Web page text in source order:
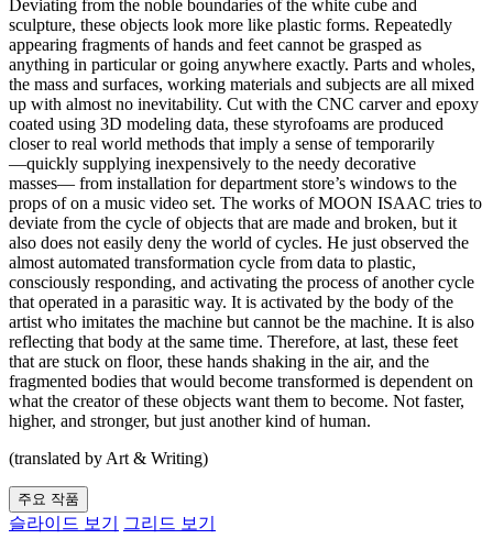
Deviating from the noble boundaries of the white cube and
sculpture, these objects look more like plastic forms. Repeatedly
appearing fragments of hands and feet cannot be grasped as
anything in particular or going anywhere exactly. Parts and wholes,
the mass and surfaces, working materials and subjects are all mixed
up with almost no inevitability. Cut with the CNC carver and epoxy
coated using 3D modeling data, these styrofoams are produced
closer to real world methods that imply a sense of temporarily
―quickly supplying inexpensively to the needy decorative
masses― from installation for department store’s windows to the
props of on a music video set. The works of MOON ISAAC tries to
deviate from the cycle of objects that are made and broken, but it
also does not easily deny the world of cycles. He just observed the
almost automated transformation cycle from data to plastic,
consciously responding, and activating the process of another cycle
that operated in a parasitic way. It is activated by the body of the
artist who imitates the machine but cannot be the machine. It is also
reflecting that body at the same time. Therefore, at last, these feet
that are stuck on floor, these hands shaking in the air, and the
fragmented bodies that would become transformed is dependent on
what the creator of these objects want them to become. Not faster,
higher, and stronger, but just another kind of human.
(translated by Art & Writing)
주요 작품
슬라이드 보기 그리드 보기